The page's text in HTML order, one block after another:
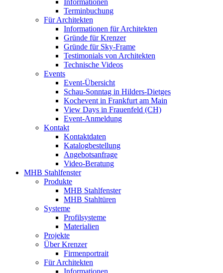
Informationen
Terminbuchung
Für Architekten
Informationen für Architekten
Gründe für Krenzer
Gründe für Sky-Frame
Testimonials von Architekten
Technische Videos
Events
Event-Übersicht
Schau-Sonntag in Hilders-Dietges
Kochevent in Frankfurt am Main
View Days in Frauenfeld (CH)
Event-Anmeldung
Kontakt
Kontaktdaten
Katalogbestellung
Angebotsanfrage
Video-Beratung
MHB Stahlfenster
Produkte
MHB Stahlfenster
MHB Stahltüren
Systeme
Profilsysteme
Materialien
Projekte
Über Krenzer
Firmenportrait
Für Architekten
Informationen